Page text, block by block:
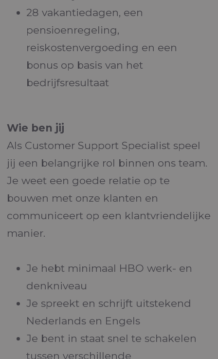
28 vakantiedagen, een
pensioenregeling,
reiskostenvergoeding en een
bonus op basis van het
bedrijfsresultaat
Wie ben jij
Als Customer Support Specialist speel
jij een belangrijke rol binnen ons team.
Je weet een goede relatie op te
bouwen met onze klanten en
communiceert op een klantvriendelijke
manier.
Je hebt minimaal HBO werk- en
denkniveau
Je spreekt en schrijft uitstekend
Nederlands en Engels
Je bent in staat snel te schakelen
tussen verschillende